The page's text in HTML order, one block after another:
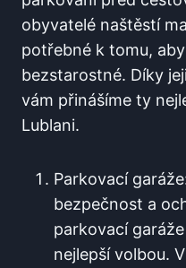
obyvatelé naštěstí
potřebné k tomu,
bezstarostné. Díky
vám přinášíme ty
Lublani.
Parkovací
bezpečnost a
parkovací
nejlepší volbou.